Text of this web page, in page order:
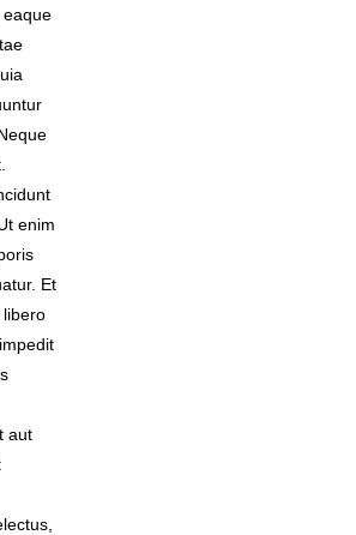
enim
Et
libero
aut